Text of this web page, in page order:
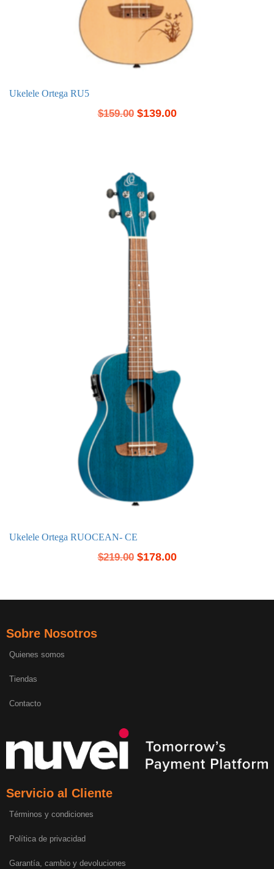
Ukelele Ortega RU5
$159.00 $139.00
Ukelele Ortega RUOCEAN- CE
$219.00 $178.00
Sobre Nosotros
Quienes somos
Tiendas
Contacto
Servicio al Cliente
Términos y condiciones
Política de privacidad
Garantía, cambio y devoluciones